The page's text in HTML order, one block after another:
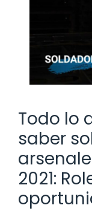
Todo lo
saber
2021: